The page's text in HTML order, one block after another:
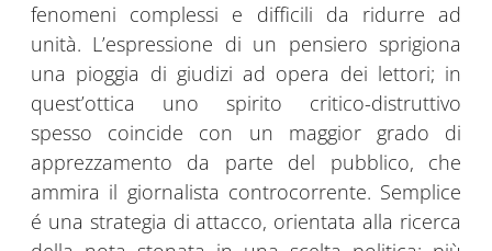
fenomeni complessi e difficili da ridurre ad
unità. L’espressione di un pensiero sprigiona
una pioggia di giudizi ad opera dei lettori; in
quest’ottica uno spirito critico-distruttivo
spesso coincide con un maggior grado di
apprezzamento da parte del pubblico, che
ammira il giornalista controcorrente. Semplice
é una strategia di attacco, orientata alla ricerca